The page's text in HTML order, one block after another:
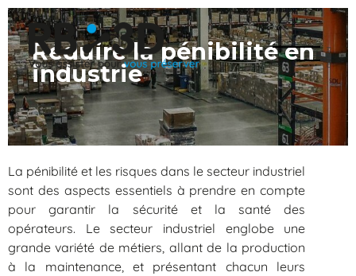
MENU
Réduire la pénibilité en
industrie
La pénibilité et les risques dans le secteur industriel
sont des aspects essentiels à prendre en compte
pour garantir la sécurité et la santé des
opérateurs. Le secteur industriel englobe une
grande variété de métiers, allant de la production
à la maintenance, et présentant chacun leurs